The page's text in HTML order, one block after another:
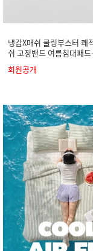
냉감X매쉬 쿨링부스터 쾌
쉬 고정밴드 여름침대패
회원공개